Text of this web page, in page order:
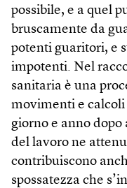
possibile, e a quel
bruscamente da
potenti guaritori, e
impotenti. Nel
sanitaria è una
movimenti e calcoli
giorno e anno dopo
del lavoro ne
contribuiscono
spossatezza che